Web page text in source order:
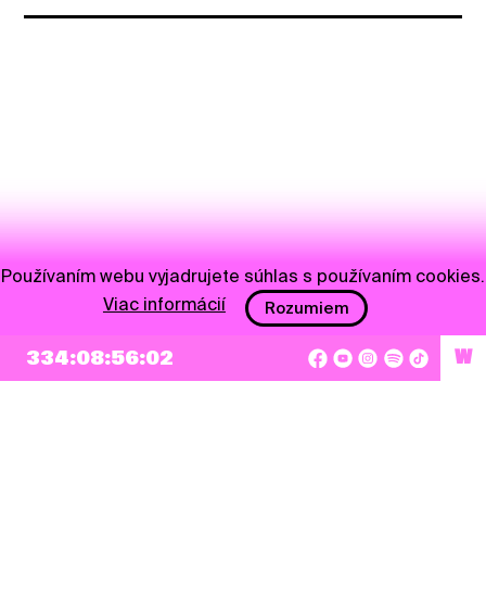
334:08:56:02 W
Používaním webu vyjadrujete súhlas s používaním cookies.
Viac informácií
Rozumiem